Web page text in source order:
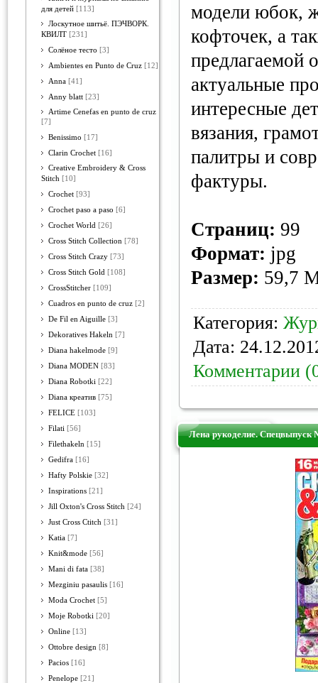
для детей [113]
Лоскутное шитьё. ПЭЧВОРК.
КВИЛТ [231]
Солёное тесто [3]
Ambientes en Punto de Cruz [12]
Anna [41]
Anny blatt [23]
Artime Cenefas en punto de cruz
[7]
Benissimo [17]
Clarin Crochet [16]
Creative Embroidery & Cross
Stitch [10]
Crochet [93]
Crochet paso a paso [6]
Crochet World [26]
Cross Stitch Collection [78]
Cross Stitch Crazy [73]
Cross Stitch Gold [108]
CrossStitcher [109]
Cuadros en punto de cruz [2]
De Fil en Aiguille [3]
Dekoratives Hakeln [7]
Diana hakelmode [9]
Diana MODEN [83]
Diana Robotki [22]
Diana креатив [75]
FELICE [103]
Filati [56]
Filethakeln [15]
Gedifra [16]
Hafty Polskie [32]
Inspirations [21]
Jill Oxton's Cross Stitch [24]
Just Cross Ctitch [31]
Katia [7]
Knit&mode [56]
Mani di fata [38]
Mezginiu pasaulis [16]
Moda Crochet [5]
Moje Robotki [20]
Online [13]
Ottobre design [8]
Pacios [16]
Penelope [21]
модели юбок,
кофточек, а
предлагаемой
актуальные
интересные
вязания,
палитры и
фактуры.
Страниц: 99
Формат: jpg
Размер: 59,7
Категория:
Дата:
Комментарии
Лена рукоделие. Спецвыпуск